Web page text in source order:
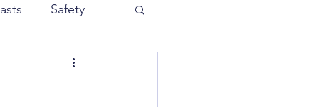
Safety
Aerotóxica